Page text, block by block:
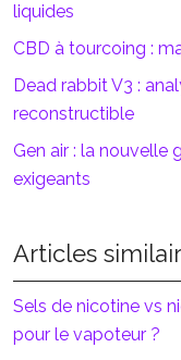
liquides
CBD à tourcoing :
Dead rabbit V3 :
reconstructible
Gen air : la nouvelle
exigeants
Articles
Sels de nicotine vs
pour le vapoteur ?